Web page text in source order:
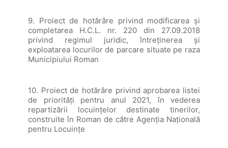
9. Proiect de hotărâre privind modificarea și
completarea H.C.L. nr. 220 din 27.09.2018
privind regimul juridic, întreținerea și
exploatarea locurilor de parcare situate pe raza
Municipiului Roman
10. Proiect de hotărâre privind aprobarea listei
de priorităţi pentru anul 2021, în vederea
repartizării locuinţelor destinate tinerilor,
construite în Roman de către Agenţia Naţională
pentru Locuinţe